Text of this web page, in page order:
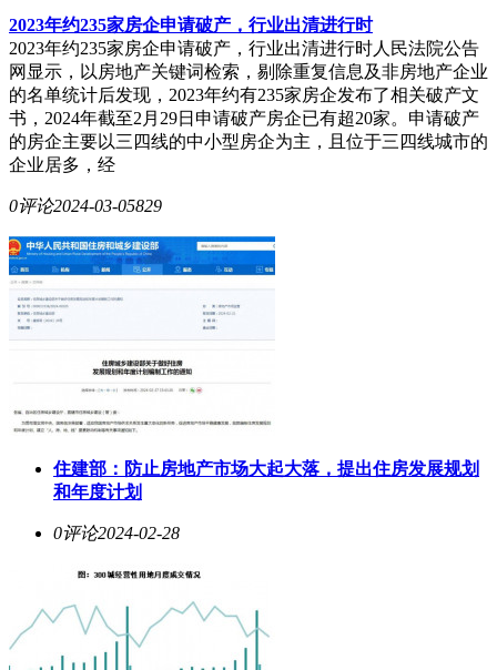
2023年约235家房企申请破产，行业出清进行时
2023年约235家房企申请破产，行业出清进行时人民法院公告
网显示，以房地产关键词检索，剔除重复信息及非房地产企业
的名单统计后发现，2023年约有235家房企发布了相关破产文
书，2024年截至2月29日申请破产房企已有超20家。申请破产
的房企主要以三四线的中小型房企为主，且位于三四线城市的
企业居多，经
0评论2024-03-05829
住建部：防止房地产市场大起大落，提出住房发展规划
和年度计划
0评论2024-02-28